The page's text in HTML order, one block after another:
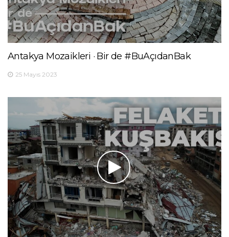
Antakya Mozaikleri · Bir de #BuAçıdanBak
25 Mayıs 2023